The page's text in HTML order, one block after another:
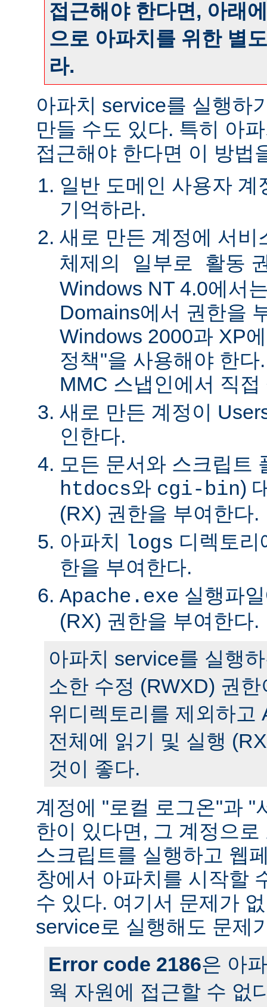
접근해야 한다면, 아래
으로 아파치를 위한 별
라.
아파치 service를 실행하
만들 수도 있다. 특히 아
접근해야 한다면 이 방법
일반 도메인 사용자
기억하라.
새로 만든 계정에 서비
체제의 일부로 활동
Windows NT 4.0에서
Domains에서 권한을
Windows 2000과 XP
정책"을 사용해야 한
MMC 스냅인에서 직
새로 만든 계정이
인한다.
모든 문서와 스크립트
htdocs와 cgi-bin)
(RX) 권한을 부여한다.
아파치 logs 디렉토리
한을 부여한다.
Apache.exe 실행파
(RX) 권한을 부여한다.
아파치 service를 실행
소한 수정 (RWXD) 권
위디렉토리를 제외하고
전체에 읽기 및 실행
것이 좋다.
계정에 "로컬 로그온"과 "
한이 있다면, 그 계정으
스크립트를 실행하고 웹
창에서 아파치를 시작할
수 있다. 여기서 문제가
service로 실행해도 문제
Error code 2186은 아
웍 자원에 접근할 수 없